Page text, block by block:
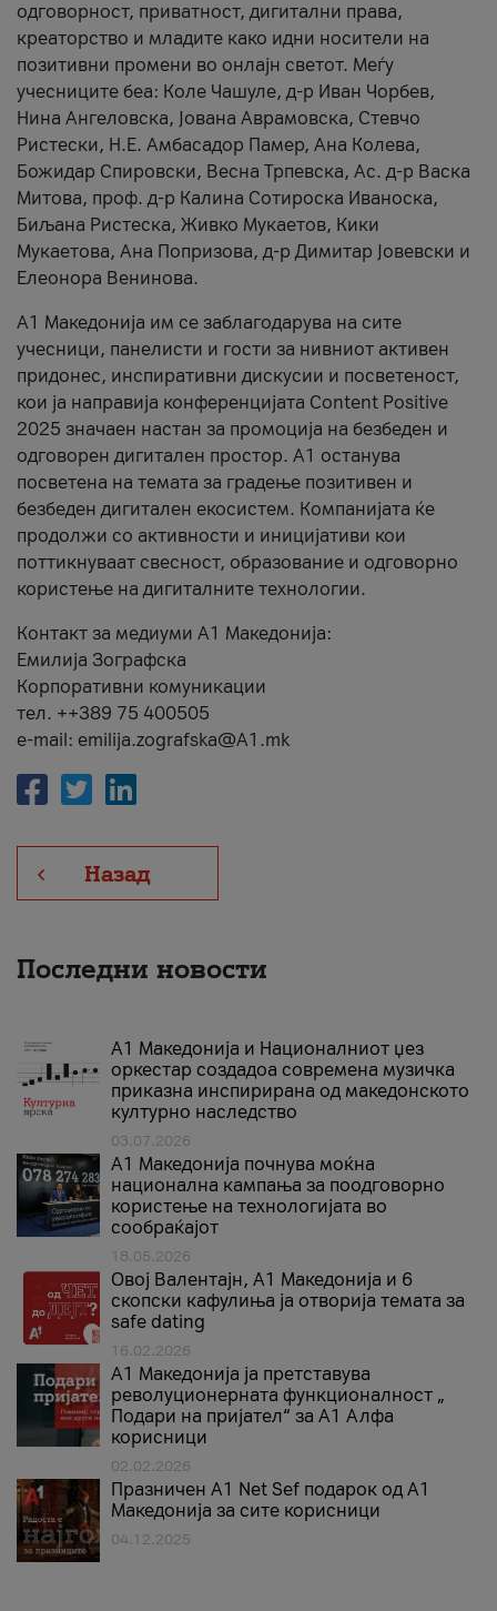
одговорност, приватност, дигитални права,
креаторство и младите како идни носители на
позитивни промени во онлајн светот. Меѓу
учесниците беа: Коле Чашуле, д-р Иван Чорбев,
Нина Ангеловска, Јована Аврамовска, Стевчо
Ристески, Н.Е. Амбасадор Памер, Ана Колева,
Божидар Спировски, Весна Трпевска, Ас. д-р Васка
Митова, проф. д-р Калина Сотироска Иваноска,
Биљана Ристеска, Живко Мукаетов, Кики
Мукаетова, Ана Попризова, д-р Димитар Јовевски и
Елеонора Венинова.
А1 Македонија им се заблагодарува на сите
учесници, панелисти и гости за нивниот активен
придонес, инспиративни дискусии и посветеност,
кои ја направија конференцијата Content Positive
2025 значаен настан за промоција на безбеден и
одговорен дигитален простор. А1 останува
посветена на темата за градење позитивен и
безбеден дигитален екосистем. Компанијата ќе
продолжи со активности и иницијативи кои
поттикнуваат свесност, образование и одговорно
користење на дигиталните технологии.
Контакт за медиуми А1 Македонија:
Емилија Зографска
Корпоративни комуникации
тел. ++389 75 400505
e-mail: emilija.zografska@A1.mk
Назад
Последни новости
А1 Македонија и Националниот џез
оркестар создадоа современа музичка
приказна инспирирана од македонското
културно наследство
03.07.2026
A1 Македонија почнува моќна
национална кампања за поодговорно
користење на технологијата во
сообраќајот
18.05.2026
Овој Валентајн, A1 Македонија и 6
скопски кафулиња ја отворија темата за
safe dating
16.02.2026
А1 Македонија ја претставува
револуционерната функционалност „
Подари на пријател“ за А1 Алфа
корисници
02.02.2026
Празничен A1 Net Sеf подарок од А1
Македонија за сите корисници
04.12.2025